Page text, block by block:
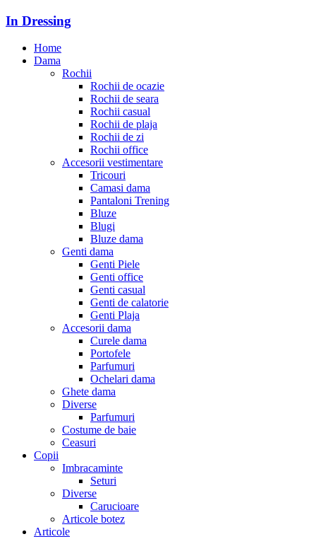
In Dressing
Home
Dama
Rochii
Rochii de ocazie
Rochii de seara
Rochii casual
Rochii de plaja
Rochii de zi
Rochii office
Accesorii vestimentare
Tricouri
Camasi dama
Pantaloni Trening
Bluze
Blugi
Bluze dama
Genti dama
Genti Piele
Genti office
Genti casual
Genti de calatorie
Genti Plaja
Accesorii dama
Curele dama
Portofele
Parfumuri
Ochelari dama
Ghete dama
Diverse
Parfumuri
Costume de baie
Ceasuri
Copii
Imbracaminte
Seturi
Diverse
Carucioare
Articole botez
Articole